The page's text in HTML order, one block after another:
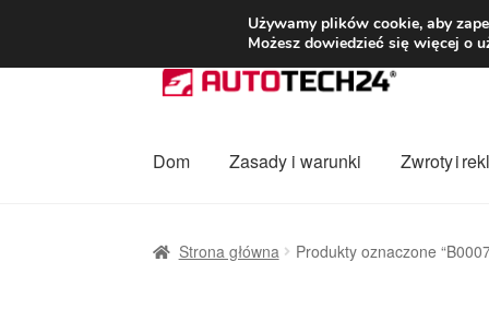
DOSTAWA od
Przejdź
do
Przejdź
do
Dom
Zasady i warunki Zwroty i
Strona główna Produkty oznaczone
Używamy plików cookie, aby
Możesz dowiedzieć się więcej o